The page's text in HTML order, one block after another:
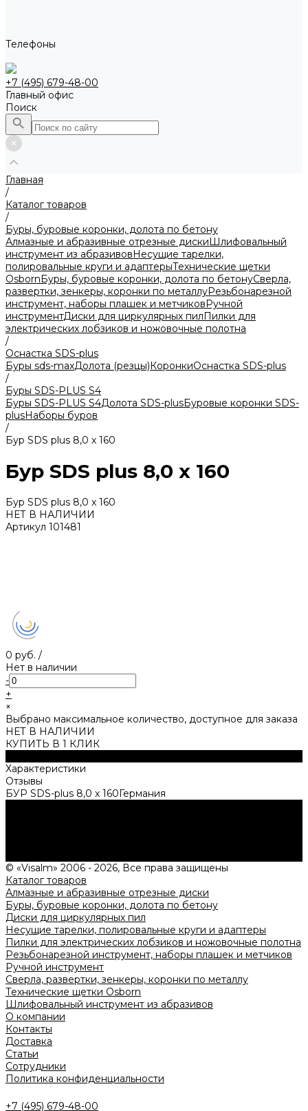
Телефоны
+7 (495) 679-48-00
Главный офис
Поиск
Главная
/
Каталог товаров
/
Буры, буровые коронки, долота по бетону
Алмазные и абразивные отрезные дискиШлифовальный
инструмент из абразивовНесущие тарелки,
полировальные круги и адаптерыТехнические щетки
OsbornБуры, буровые коронки, долота по бетонуСверла,
развертки, зенкеры, коронки по металлуРезьбонарезной
инструмент, наборы плашек и метчиковРучной
инструментДиски для циркулярных пилПилки для
электрических лобзиков и ножовочные полотна
/
Оснастка SDS-plus
Буры sds-maxДолота (резцы)КоронкиОснастка SDS-plus
/
Буры SDS-PLUS S4
Буры SDS-PLUS S4Долота SDS-plusБуровые коронки SDS-
plusНаборы буров
/
Бур SDS plus 8,0 x 160
Бур SDS plus 8,0 x 160
Бур SDS plus 8,0 x 160
НЕТ В НАЛИЧИИ
Артикул 101481
0 руб. /
Нет в наличии
-
+
×
Выбрано максимальное количество, доступное для заказа
НЕТ В НАЛИЧИИ
КУПИТЬ В 1 КЛИК
Характеристики
Отзывы
БУP SDS-plus 8,0 x 160Германия
© «Visalm» 2006 - 2026, Все права защищены
Каталог товаров
Алмазные и абразивные отрезные диски
Буры, буровые коронки, долота по бетону
Диски для циркулярных пил
Несущие тарелки, полировальные круги и адаптеры
Пилки для электрических лобзиков и ножовочные полотна
Резьбонарезной инструмент, наборы плашек и метчиков
Ручной инструмент
Сверла, развертки, зенкеры, коронки по металлу
Технические щетки Osborn
Шлифовальный инструмент из абразивов
О компании
Контакты
Доставка
Статьи
Сотрудники
Политика конфиденциальности
+7 (495) 679-48-00